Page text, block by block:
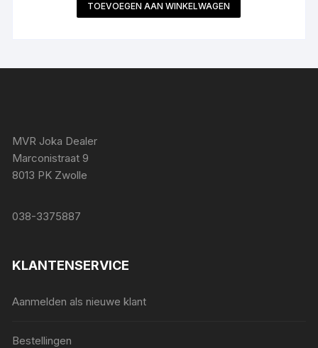
TOEVOEGEN AAN WINKELWAGEN
MVR Joka Dealer
Marconistraat 9
8013 PK Zwolle
038-3375887
KLANTENSERVICE
Aanmelden als nieuwe klant
Bestellingen